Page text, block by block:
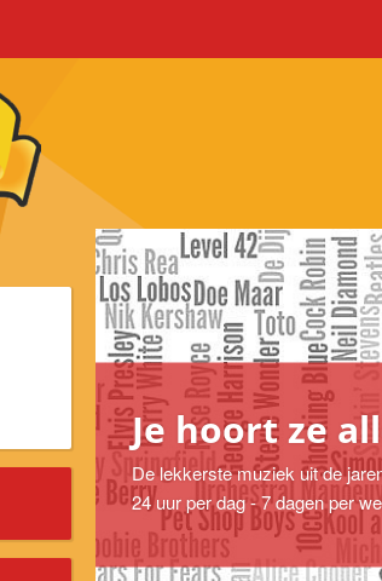
Je hoort ze
De lekkerste muziek uit de
24 uur per dag - 7 dagen per